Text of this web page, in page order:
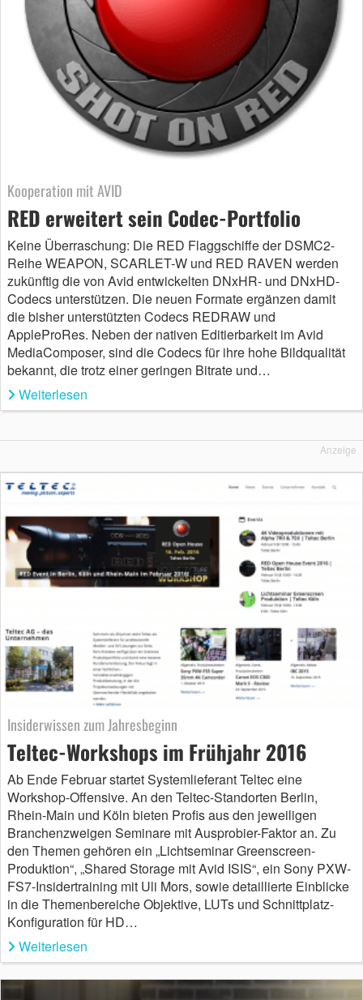
Kooperation mit AVID
RED erweitert sein Codec-Portfolio
Keine Überraschung: Die RED Flaggschiffe der DSMC2-
Reihe WEAPON, SCARLET-W und RED RAVEN werden
zukünftig die von Avid entwickelten DNxHR- und DNxHD-
Codecs unterstützen. Die neuen Formate ergänzen damit
die bisher unterstützten Codecs REDRAW und
AppleProRes. Neben der nativen Editierbarkeit im Avid
MediaComposer, sind die Codecs für ihre hohe Bildqualität
bekannt, die trotz einer geringen Bitrate und…
Weiterlesen
Anzeige
Insiderwissen zum Jahresbeginn
Teltec-Workshops im Frühjahr 2016
Ab Ende Februar startet Systemlieferant Teltec eine
Workshop-Offensive. An den Teltec-Standorten Berlin,
Rhein-Main und Köln bieten Profis aus den jeweiligen
Branchenzweigen Seminare mit Ausprobier-Faktor an. Zu
den Themen gehören ein „Lichtseminar Greenscreen-
Produktion“, „Shared Storage mit Avid ISIS“, ein Sony PXW-
FS7-Insidertraining mit Uli Mors, sowie detaillierte Einblicke
in die Themenbereiche Objektive, LUTs und Schnittplatz-
Konfiguration für HD…
Weiterlesen